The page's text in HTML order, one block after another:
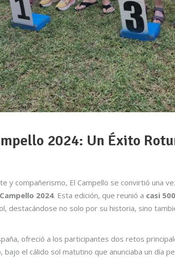
2024: Un Éxito
y compañerismo, El Campello se convirtió una
2024. Esta edición, que reunió a casi
destacándose no solo por su historia, sino
ofreció a los participantes dos retos
bajo el cálido sol matutino que anunciaba un